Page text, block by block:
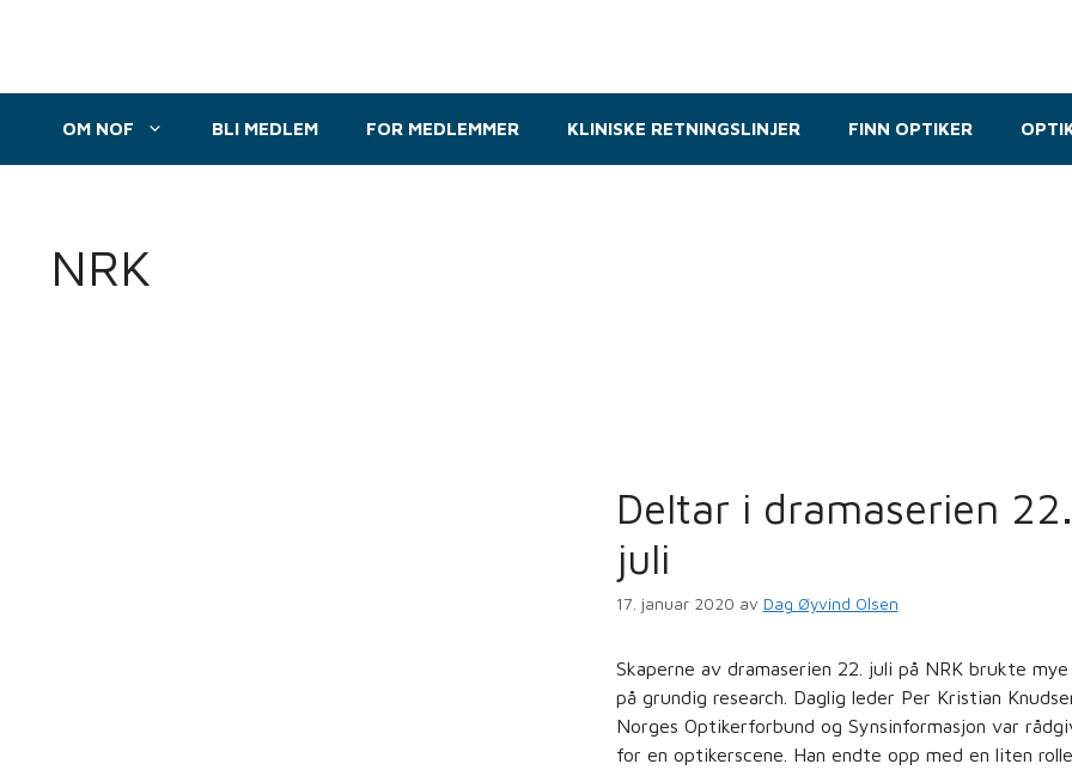
OM NOF BLI MEDLEM FOR MEDLEMMER KLINISKE RETNINGSLINJER FINN OPTIKER
NRK
Deltar i dramaserien 22.
juli
17. januar 2020 av Dag Øyvind Olsen
Skaperne av dramaserien 22. juli på NRK brukte
på grundig research. Daglig leder Per Kristian
Norges Optikerforbund og Synsinformasjon var
for en optikerscene. Han endte opp med en liten rolle